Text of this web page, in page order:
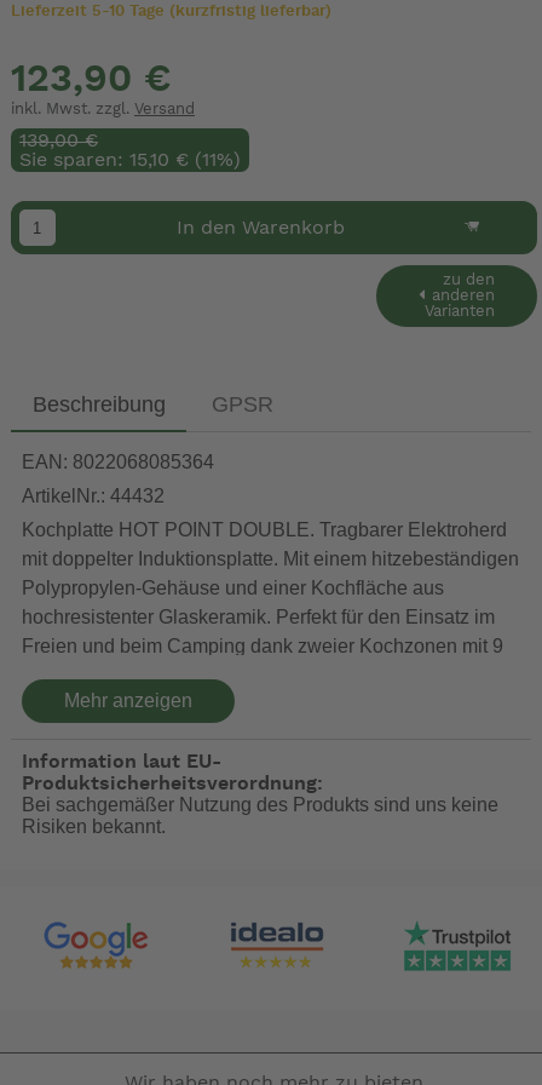
Lieferzeit 5-10 Tage (kurzfristig lieferbar)
123,90 €
inkl. Mwst. zzgl. Versand
139,00 €
Sie sparen: 15,10 € (11%)
In den Warenkorb
zu den
anderen
Varianten
Beschreibung GPSR
EAN: 8022068085364
ArtikelNr.: 44432
Kochplatte HOT POINT DOUBLE. Tragbarer Elektroherd
mit doppelter Induktionsplatte. Mit einem hitzebeständigen
Polypropylen-Gehäuse und einer Kochfläche aus
hochresistenter Glaskeramik. Perfekt für den Einsatz im
Freien und beim Camping dank zweier Kochzonen mit 9
Leistungsstufen, die über die Touch-Steuerung und das
LED-Display ausgewählt werden können.
Leistung 300 - 2.000 W.
Maße: 60 x 36 x 7 cm (L x B x H)
sorgfältig lesen und beachten! Achtung: Kocher vor dem
Verstauen erst vollkommen abkühlen lassen! Achtung:
Kocher könnte scharfkantig sein - während des Auf- und
Mehr anzeigen
Information laut EU-
Produktsicherheitsverordnung:
Bei sachgemäßer Nutzung des Produkts sind uns keine
Risiken bekannt.